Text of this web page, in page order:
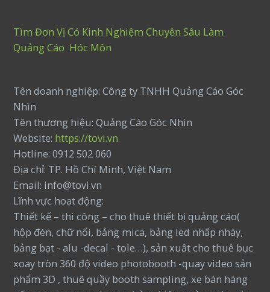
Tìm Đơn Vị Có Kinh Nghiệm Chuyên Sâu Làm
Quảng Cáo Hóc Môn
Tên doanh nghiệp: Công ty TNHH Quảng Cáo Góc
Nhìn
Tên thương hiệu: Quảng Cáo Góc Nhìn
Website: https://tovi.vn
Hotline: 0912 502 060
Địa chỉ: TP. Hồ Chí Minh, Việt Nam
Email: info@tovi.vn
Lĩnh vực hoạt động:
Thiết kế – thi công – cho thuê thiết bị quảng cáo(
hộp đèn, chữ nổi, bảng mica, bảng led nhấp nháy,
bảng bạt - alu -decal - tole…), sản xuất cho thuê bục
xoay tròn 360 độ video photobooth -quay video sản
phẩm 3D , thuê quầy booth sampling, xe bán hàng